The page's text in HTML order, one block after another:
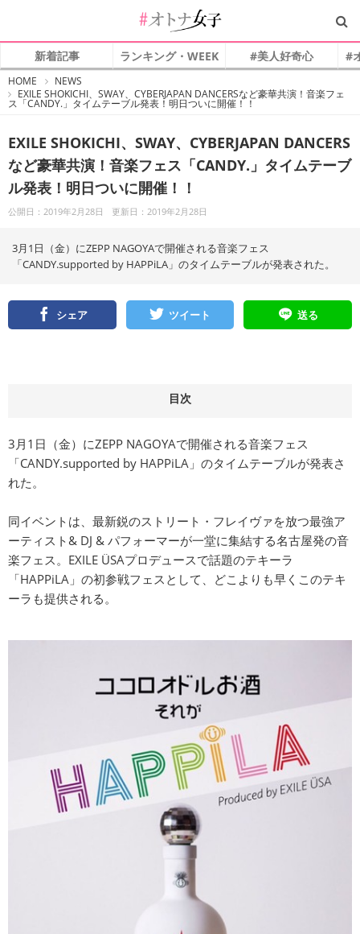
新着記事 ランキング・WEEK #美人好奇心 #
HOME
オ
ト
ナ
NEWS
EXILE SHOKICHI、SWAY、CYBERJAPAN DANCERSなど豪華共演！音楽フェ
ス「CANDY.」タイムテーブル発表！明日ついに開催！！
EXILE SHOKICHI、SWAY、CYBERJAPAN DANCERS
など豪華共演！音楽フェス「CANDY.」タイムテーブ
ル発表！明日ついに開催！！
公開日：2019年2月28日 更新日：2019年2月28日
3月1日（金）にZEPP NAGOYAで開催される音楽フェス
「CANDY.supported by HAPPiLA」のタイムテーブルが発表された。
シェア ツイート 送る
目次
3月1日（金）にZEPP NAGOYAで開催される音楽フェス
「CANDY.supported by HAPPiLA」のタイムテーブルが発表さ
れた。
同イベントは、最新鋭のストリート・フレイヴァを放つ最強ア
ーティスト& DJ & パフォーマーが一堂に集結する名古屋発の音
楽フェス。EXILE ÜSAプロデュースで話題のテキーラ
「HAPPiLA」の初参戦フェスとして、どこよりも早くこのテキ
ーラも提供される。